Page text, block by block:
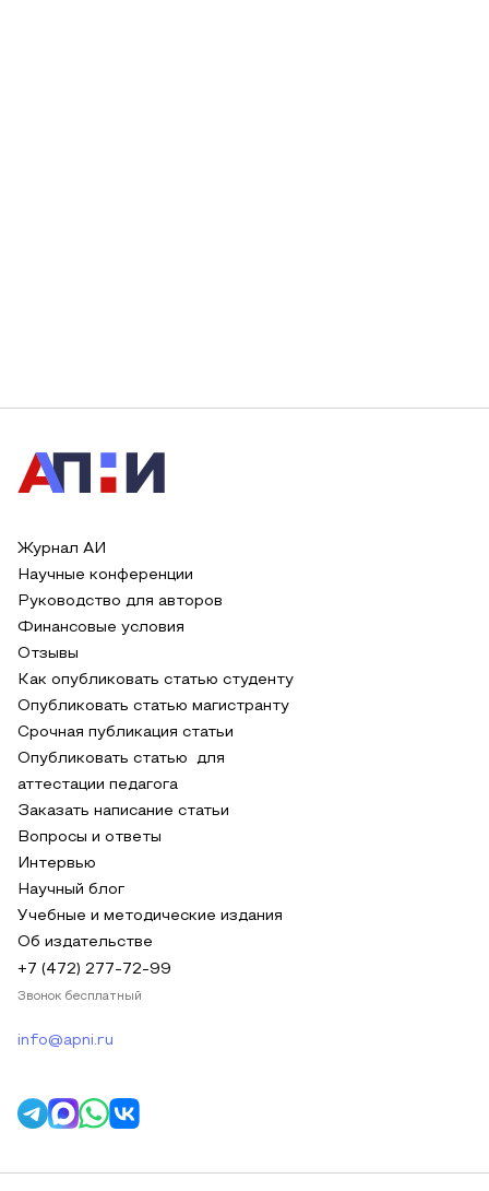
Журнал АИ
Научные конференции
Руководство для авторов
Финансовые условия
Отзывы
Как опубликовать статью студенту
Опубликовать статью магистранту
Срочная публикация статьи
Опубликовать статью для
аттестации педагога
Заказать написание статьи
Вопросы и ответы
Интервью
Научный блог
Учебные и методические издания
Об издательстве
+7 (472) 277-72-99
Звонок бесплатный
info@apni.ru